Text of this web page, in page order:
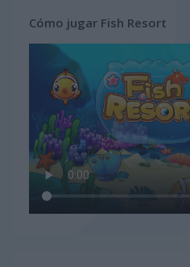
Cómo jugar Fish Resort